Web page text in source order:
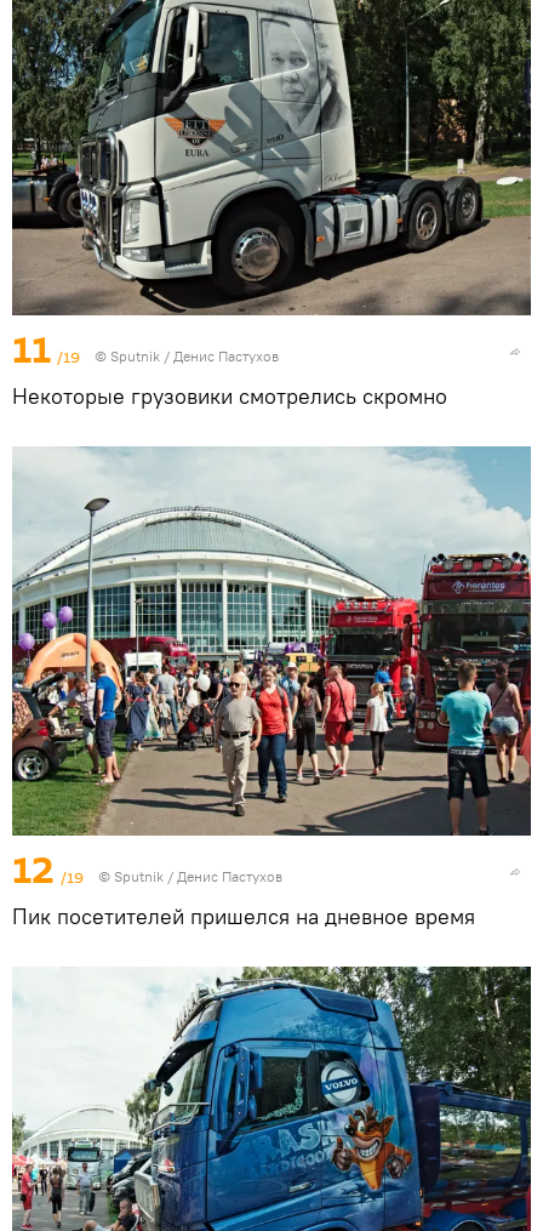
11 /19 © Sputnik / Денис Пастухов
Некоторые грузовики смотрелись скромно
12 /19 © Sputnik / Денис Пастухов
Пик посетителей пришелся на дневное время